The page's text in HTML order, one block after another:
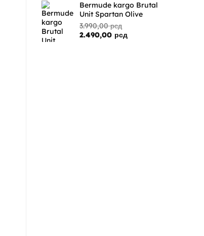
je
bila:
3.990,00 рсд.
je:
2.490,00 рсд.
Bermude kargo Brutal
Unit Spartan Olive
3.990,00рсд
Originalna
2.490,00 рсдTrenutna